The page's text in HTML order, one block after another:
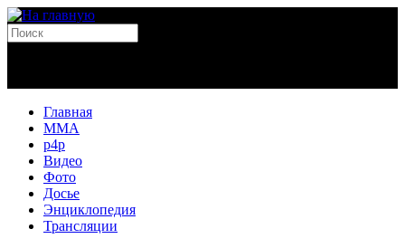
Главная
MMA
p4p
Видео
Фото
Досье
Энциклопедия
Трансляции